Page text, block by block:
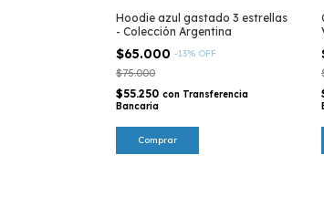
Hoodie azul gastado 3 estrellas
- Colección Argentina
$65.000 -13% OFF
$75.000
$55.250 con Transferencia
Bancaria
Comprar